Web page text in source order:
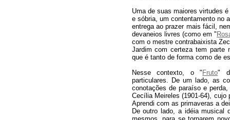
Uma de suas maiores virtudes
e sóbria, um contentamento no
entrega ao prazer mais fácil,
devaneios livres (como em "
com o mestre contrabaixista
Jardim com certeza tem parte
que é tanto de forma como de
Nesse contexto, o " Fruto"
particulares. De um lado, as
conotações de paraíso e
Cecília Meireles (1901-64),
Aprendi com as primaveras a
De outro lado, a idéia